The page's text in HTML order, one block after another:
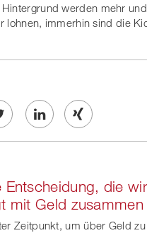
werden mehr
immerhin sind die
Share
linkedin
Share
Xing
Entscheidung, die
mit Geld zusammen
Zeitpunkt, um über Geld